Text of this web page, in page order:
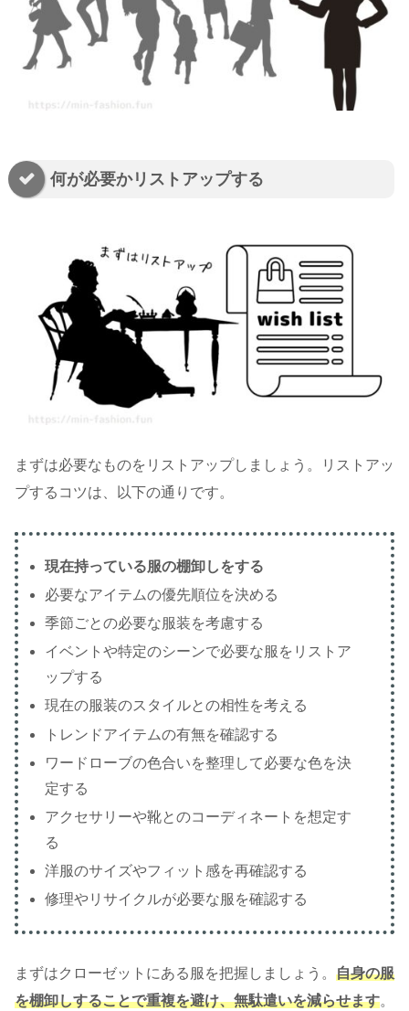
何が必要かリストアップする
まずは必要なものをリストアップしましょう。リストアッ
プするコツは、以下の通りです。
現在持っている服の棚卸しをする
必要なアイテムの優先順位を決める
季節ごとの必要な服装を考慮する
イベントや特定のシーンで必要な服をリストア
ップする
現在の服装のスタイルとの相性を考える
トレンドアイテムの有無を確認する
ワードローブの色合いを整理して必要な色を決
定する
アクセサリーや靴とのコーディネートを想定す
る
洋服のサイズやフィット感を再確認する
修理やリサイクルが必要な服を確認する
まずはクローゼットにある服を把握しましょう。 自身の服
を棚卸しすることで重複を避け、無駄遣いを減らせます。